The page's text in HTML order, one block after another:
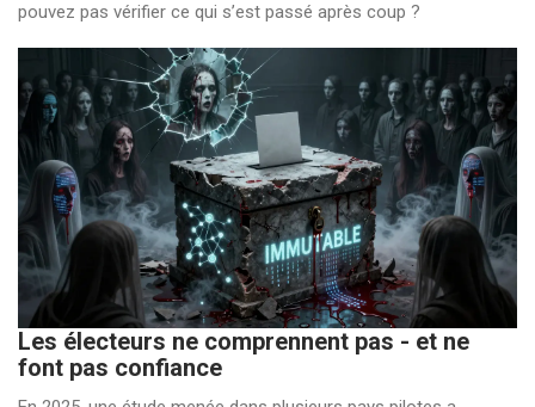
pouvez pas vérifier ce qui s’est passé après coup ?
Les électeurs ne comprennent pas - et ne
font pas confiance